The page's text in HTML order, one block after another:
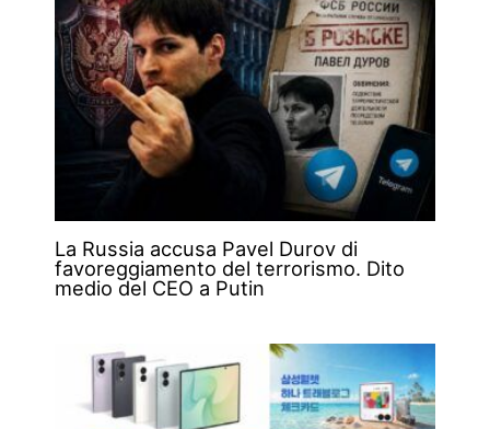
La Russia accusa Pavel Durov di
favoreggiamento del terrorismo. Dito
medio del CEO a Putin